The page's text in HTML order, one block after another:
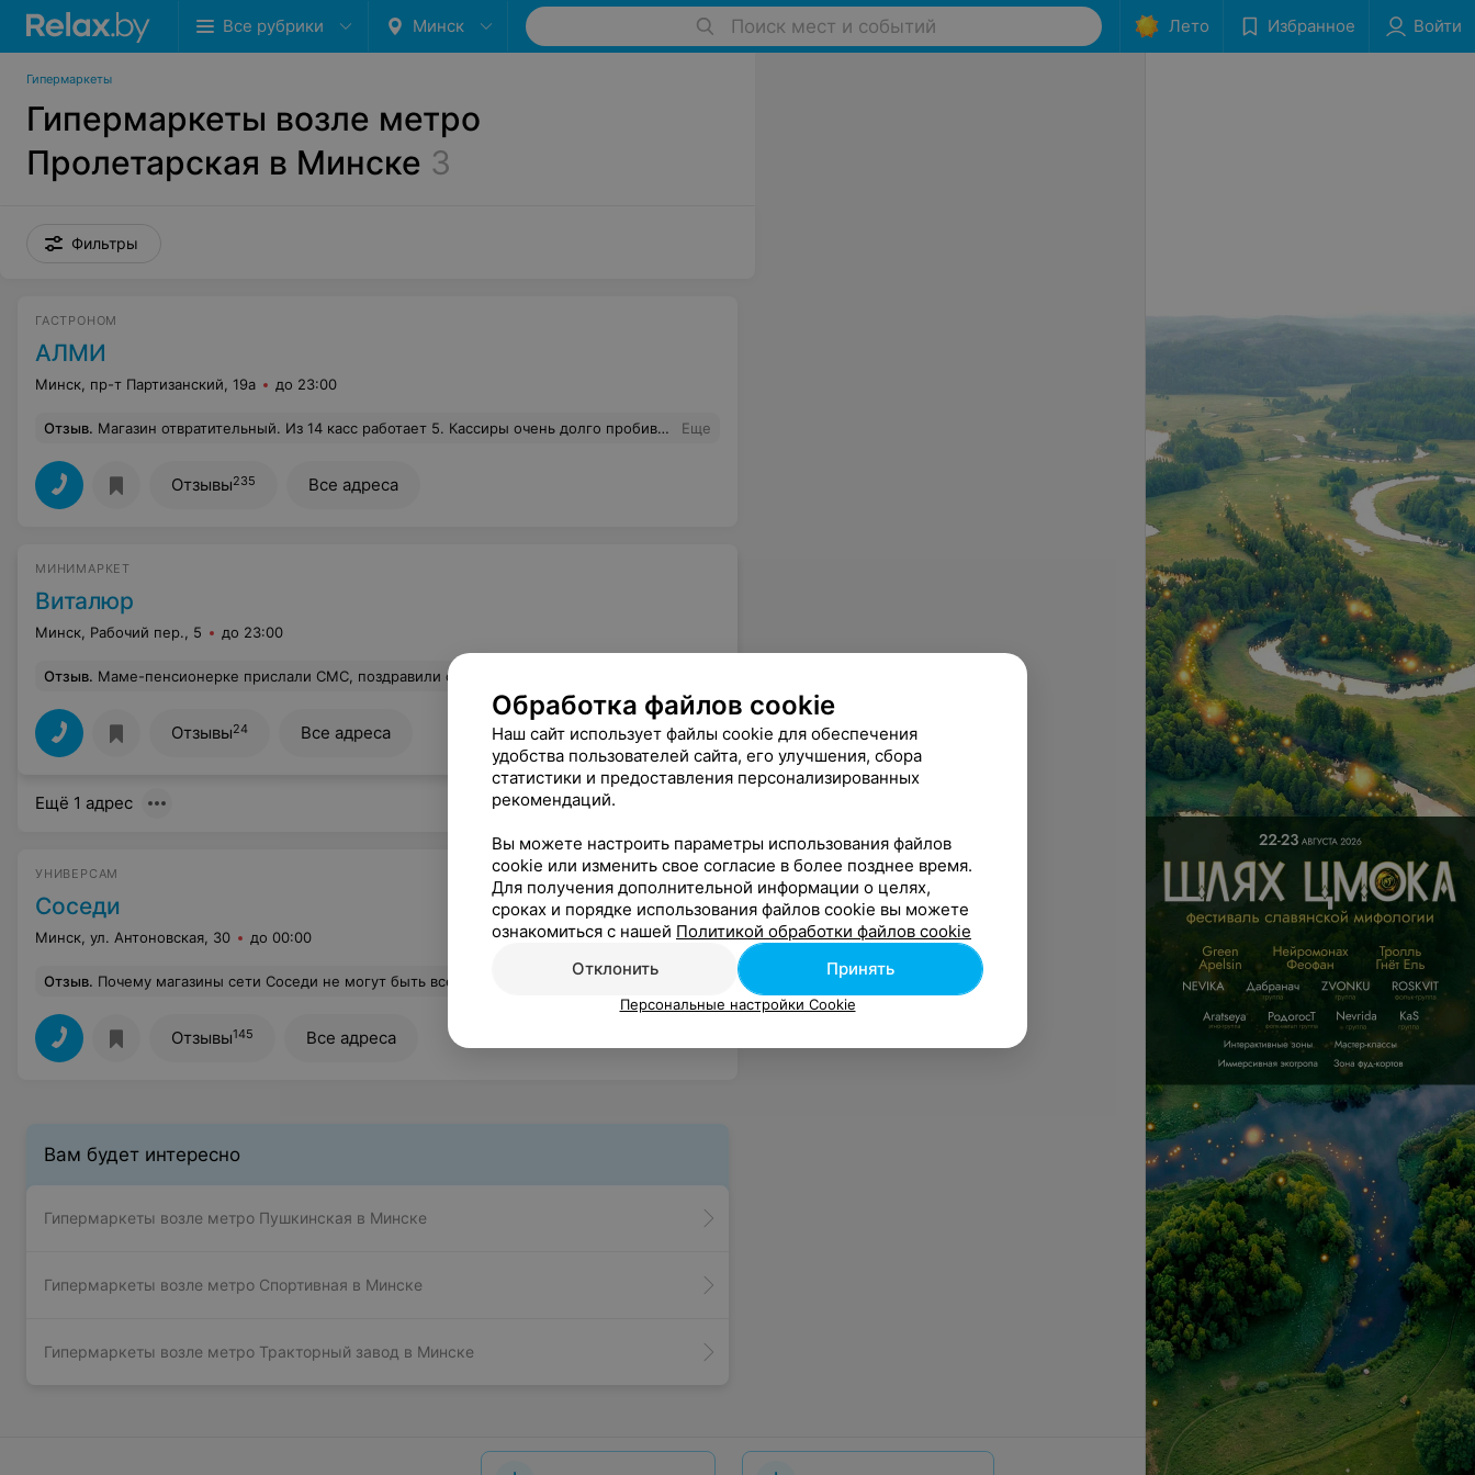
Все рубрики Минск Поиск мест и событий Лето Избранное Войти
Гипермаркеты
Гипермаркеты возле метро
Пролетарская в Минске 3
Фильтры
ГАСТРОНОМ
АЛМИ
Минск, пр-т Партизанский, 19а до 23:00
Отзыв. Магазин отвратительный. Из 14 касс работает 5. Кассиры очень долго пробивают товары, очередь огромная. Экспресс-кассы просто стоят для вида. Продавец делает вид что ничего не происходит. Ужасный магазин Не советую. Кассиры хамят! 0 звезд Еще
Отзывы235 Все адреса
МИНИМАРКЕТ
Виталюр
Минск, Рабочий пер., 5 до 23:00
Отзыв. Маме-пенсионерке прислали СМС, поздравили с днём рождения и пообещали 10% скидки на неакционный товар. В день рождения мама отправилась в магазин с паспортом, уточнила перед кассой условия акции, предьявила паспорт. Вернулась домой, а в чеке (#0187.0029)- обычная скидка. Дело, конечно, копеечное, но зачем же обманывать, да ещё и в день рождения?
Отзывы24 Все адреса
Ещё 1 адрес
УНИВЕРСАМ
Соседи
Минск, ул. Антоновская, 30 до 00:00
Отзыв. Почему магазины сети Соседи не могут быть все, как магазин в Аll, где всегда чисто и СВЕЖИЕ продукты, а не привезенная кулинария трехдневной давности, несвежие овощи после отсутствуюших у магазина условий хранения или хлеб вечером без выбора... Огромная просьба после ремонта обеспечить уровень магазина по ул.Богдановича 78 до такого уровня, как в Аll. Чтобы приятно было зайти и с удовольствием сделать покупки. Поднимите востребованность магазина и получите положительные отзывы покупателей!
Отзывы145 Все адреса
Вам будет интересно
Гипермаркеты возле метро Пушкинская в Минске
Гипермаркеты возле метро Спортивная в Минске
Гипермаркеты возле метро Тракторный завод в Минске
Обработка файлов cookie
Наш сайт использует файлы cookie для обеспечения
удобства пользователей сайта, его улучшения, сбора
статистики и предоставления персонализированных
рекомендаций.
Вы можете настроить параметры использования файлов
cookie или изменить свое согласие в более позднее время.
Для получения дополнительной информации о целях,
сроках и порядке использования файлов cookie вы можете
ознакомиться с нашей Политикой обработки файлов cookie
Отклонить
Принять
Персональные настройки Cookie